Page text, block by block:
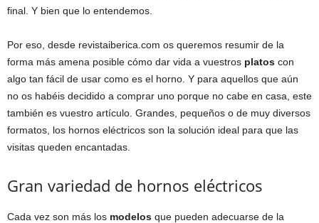
final. Y bien que lo entendemos.
Por eso, desde revistaiberica.com os queremos resumir de la
forma más amena posible cómo dar vida a vuestros platos con
algo tan fácil de usar como es el horno. Y para aquellos que aún
no os habéis decidido a comprar uno porque no cabe en casa, este
también es vuestro artículo. Grandes, pequeños o de muy diversos
formatos, los hornos eléctricos son la solución ideal para que las
visitas queden encantadas.
Gran variedad de hornos eléctricos
Cada vez son más los modelos que pueden adecuarse de la